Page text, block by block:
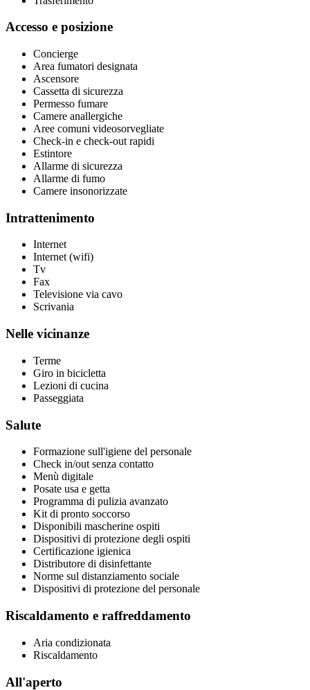
Accesso e posizione
Concierge
Area fumatori designata
Ascensore
Cassetta di sicurezza
Permesso fumare
Camere anallergiche
Aree comuni videosorvegliate
Check-in e check-out rapidi
Estintore
Allarme di sicurezza
Allarme di fumo
Camere insonorizzate
Intrattenimento
Internet
Internet (wifi)
Tv
Fax
Televisione via cavo
Scrivania
Nelle vicinanze
Terme
Giro in bicicletta
Lezioni di cucina
Passeggiata
Salute
Formazione sull'igiene del personale
Check in/out senza contatto
Menù digitale
Posate usa e getta
Programma di pulizia avanzato
Kit di pronto soccorso
Disponibili mascherine ospiti
Dispositivi di protezione degli ospiti
Certificazione igienica
Distributore di disinfettante
Norme sul distanziamento sociale
Dispositivi di protezione del personale
Riscaldamento e raffreddamento
Aria condizionata
Riscaldamento
All'aperto